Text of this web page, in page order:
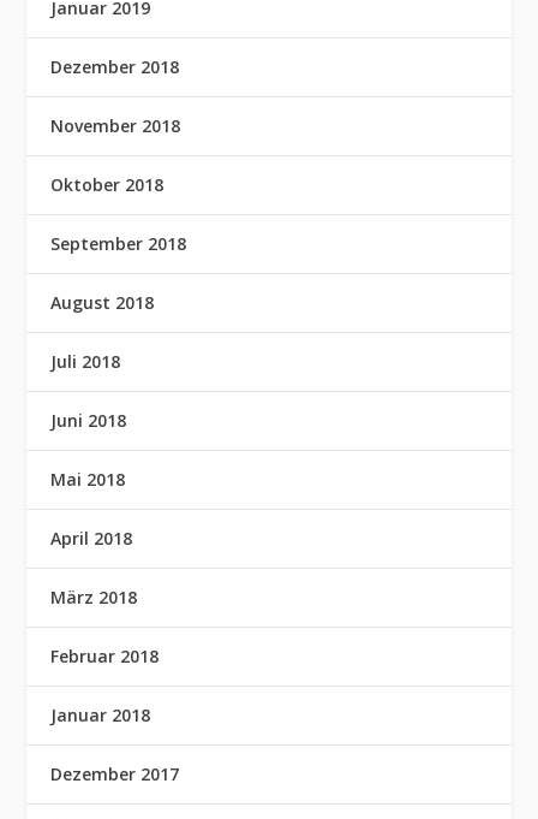
Januar 2019
Dezember 2018
November 2018
Oktober 2018
September 2018
August 2018
Juli 2018
Juni 2018
Mai 2018
April 2018
März 2018
Februar 2018
Januar 2018
Dezember 2017